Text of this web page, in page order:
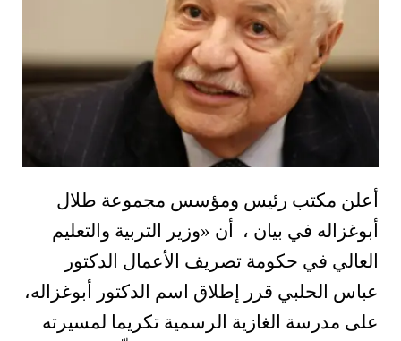
أعلن مكتب رئيس ومؤسس مجموعة طلال
أبوغزاله في بيان ، أن «وزير التربية والتعليم
العالي في حكومة تصريف الأعمال الدكتور
عباس الحلبي قرر إطلاق اسم الدكتور أبوغزاله،
على مدرسة الغازية الرسمية تكريما لمسيرته